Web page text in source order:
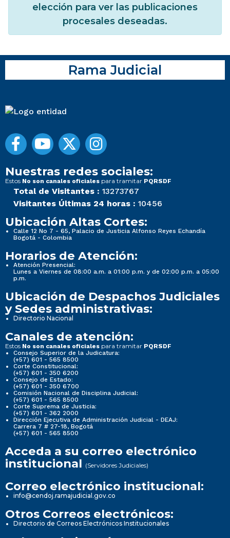
elección para ver las publicaciones
procesales deseadas.
Rama Judicial
Nuestras redes sociales:
Estos No son canales oficiales para tramitar PQRSDF
Total de Visitantes : 13273767
Visitantes Últimas 24 horas : 10456
Ubicación Altas Cortes:
Calle 12 No 7 - 65, Palacio de Justicia Alfonso Reyes Echandía
Bogotá - Colombia
Horarios de Atención:
Atención Presencial:
Lunes a Viernes de 08:00 a.m. a 01:00 p.m. y de 02:00 p.m. a 05:00
p.m.
Ubicación de Despachos Judiciales
y Sedes administrativas:
Directorio Nacional
Canales de atención:
Estos No son canales oficiales para tramitar PQRSDF
Consejo Superior de la Judicatura:
(+57) 601 - 565 8500
Corte Constitucional:
(+57) 601 - 350 6200
Consejo de Estado:
(+57) 601 - 350 6700
Comisión Nacional de Disciplina Judicial:
(+57) 601 - 565 8500
Corte Suprema de Justicia:
(+57) 601 - 362 2000
Dirección Ejecutiva de Administración Judicial - DEAJ:
Carrera 7 # 27-18, Bogotá
(+57) 601 - 565 8500
Acceda a su correo electrónico
institucional (Servidores Judiciales)
Correo electrónico institucional:
info@cendoj.ramajudicial.gov.co
Otros Correos electrónicos:
Directorio de Correos Electrónicos Institucionales